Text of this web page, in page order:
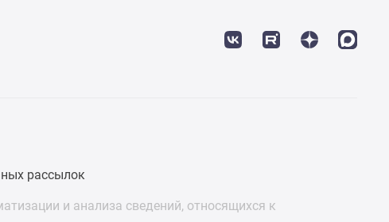
рассылок
и анализа сведений, относящихся к